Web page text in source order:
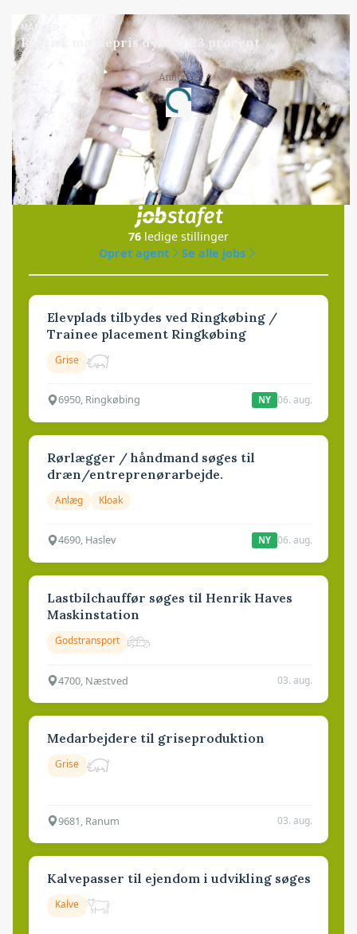
MARKED
Russisk mælkepris dykker 23 procent
Annonce
Loading...
Jobs
i samarbejde med
76 ledige stillinger
Opret agent
Se alle jobs
Elevplads tilbydes ved Ringkøbing /
Trainee placement Ringkøbing
Grise
6950, Ringkøbing NY 06. aug.
Rørlægger / håndmand søges til
dræn/entreprenørarbejde.
Anlæg Kloak
4690, Haslev NY 06. aug.
Lastbilchauffør søges til Henrik Haves
Maskinstation
Godstransport
4700, Næstved 03. aug.
Medarbejdere til griseproduktion
Grise
9681, Ranum 03. aug.
Kalvepasser til ejendom i udvikling søges
Kalve